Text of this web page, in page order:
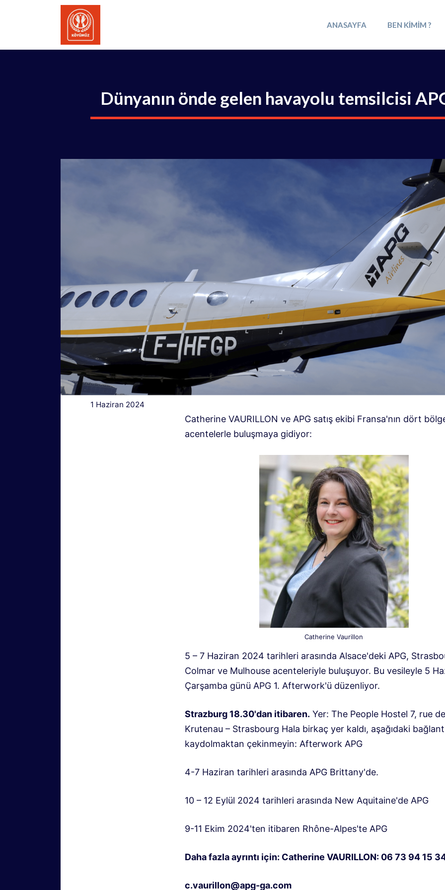
ANASAYFA BEN KIMIM ?
Dünyanın önde gelen havayolu temsilcisi
1 Haziran 2024
Catherine VAURILLON ve APG satış ekibi Fransa'nın dört
acentelerle buluşmaya gidiyor:
Catherine Vaurillon
5 – 7 Haziran 2024 tarihleri ​​arasında Alsace'deki APG,
Colmar ve Mulhouse acenteleriyle buluşuyor. Bu vesileyle 5
Çarşamba günü APG 1. Afterwork'ü düzenliyor.
Strazburg 18.30'dan itibaren. Yer: The People Hostel 7, rue
Krutenau – Strasbourg Hala birkaç yer kaldı, aşağıdaki
kaydolmaktan çekinmeyin: Afterwork APG
4-7 Haziran tarihleri ​​arasında APG Brittany'de.
10 – 12 Eylül 2024 tarihleri ​​arasında New Aquitaine'de APG
9-11 Ekim 2024'ten itibaren Rhône-Alpes'te APG
Daha fazla ayrıntı için: Catherine VAURILLON: 06 73 94 15
c.vaurillon@apg-ga.com